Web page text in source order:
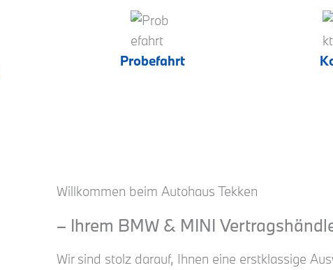
Probefahrt
Willkommen beim Autohaus Tekken
– Ihrem BMW & MINI
Wir sind stolz darauf, Ihnen eine erstklassige